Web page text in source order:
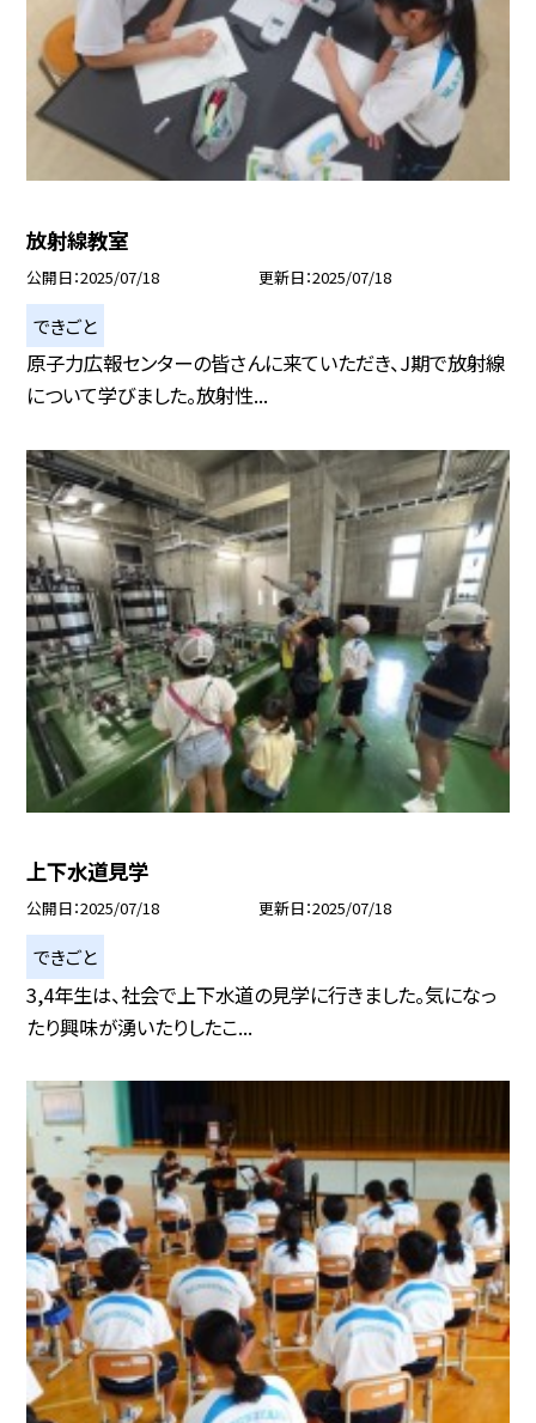
放射線教室
公開日 2025/07/18 更新日 2025/07/18
できごと
原子力広報センターの皆さんに来ていただき、J期で放射線
について学びました。放射性...
上下水道見学
公開日 2025/07/18 更新日 2025/07/18
できごと
3,4年生は、社会で上下水道の見学に行きました。気になっ
たり興味が湧いたりしたこ...